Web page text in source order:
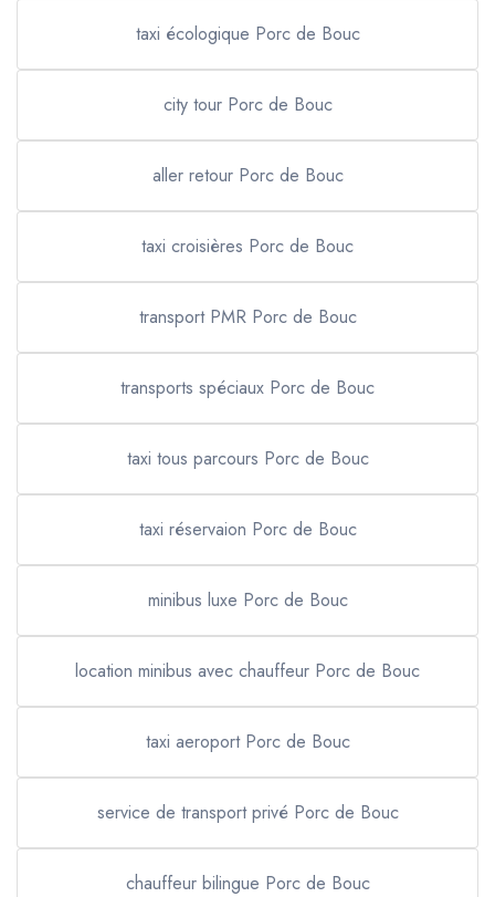
taxi écologique Porc de Bouc
city tour Porc de Bouc
aller retour Porc de Bouc
taxi croisières Porc de Bouc
transport PMR Porc de Bouc
transports spéciaux Porc de Bouc
taxi tous parcours Porc de Bouc
taxi réservaion Porc de Bouc
minibus luxe Porc de Bouc
location minibus avec chauffeur Porc de Bouc
taxi aeroport Porc de Bouc
service de transport privé Porc de Bouc
chauffeur bilingue Porc de Bouc